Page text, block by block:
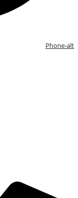
Phone-alt